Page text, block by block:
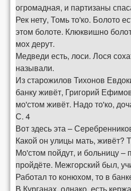
огромадная, и партизаны
Рек нету, Томь то'ко. Болото
этом болоте. Клюквишно
мох дерут.
Медведи есть, лоси. Лося
называли.
Из старожилов Тихонов
банку живёт, Григорий
мо'стом живёт. Надо то'ко,
С. 4
Вот здесь эта –
Какой он улицы мать, живёт?
Мо'стом пойдут, и больницу –
пройдёте. Межгорский был,
Работал то конюхом, то в